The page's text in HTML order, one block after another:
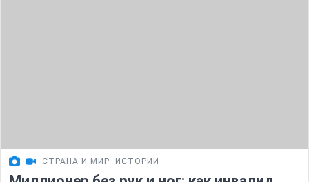
СТРАНА И МИР ИСТОРИИ